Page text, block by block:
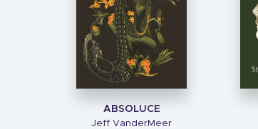
ABSOLUCE
Jeff VanderMeer